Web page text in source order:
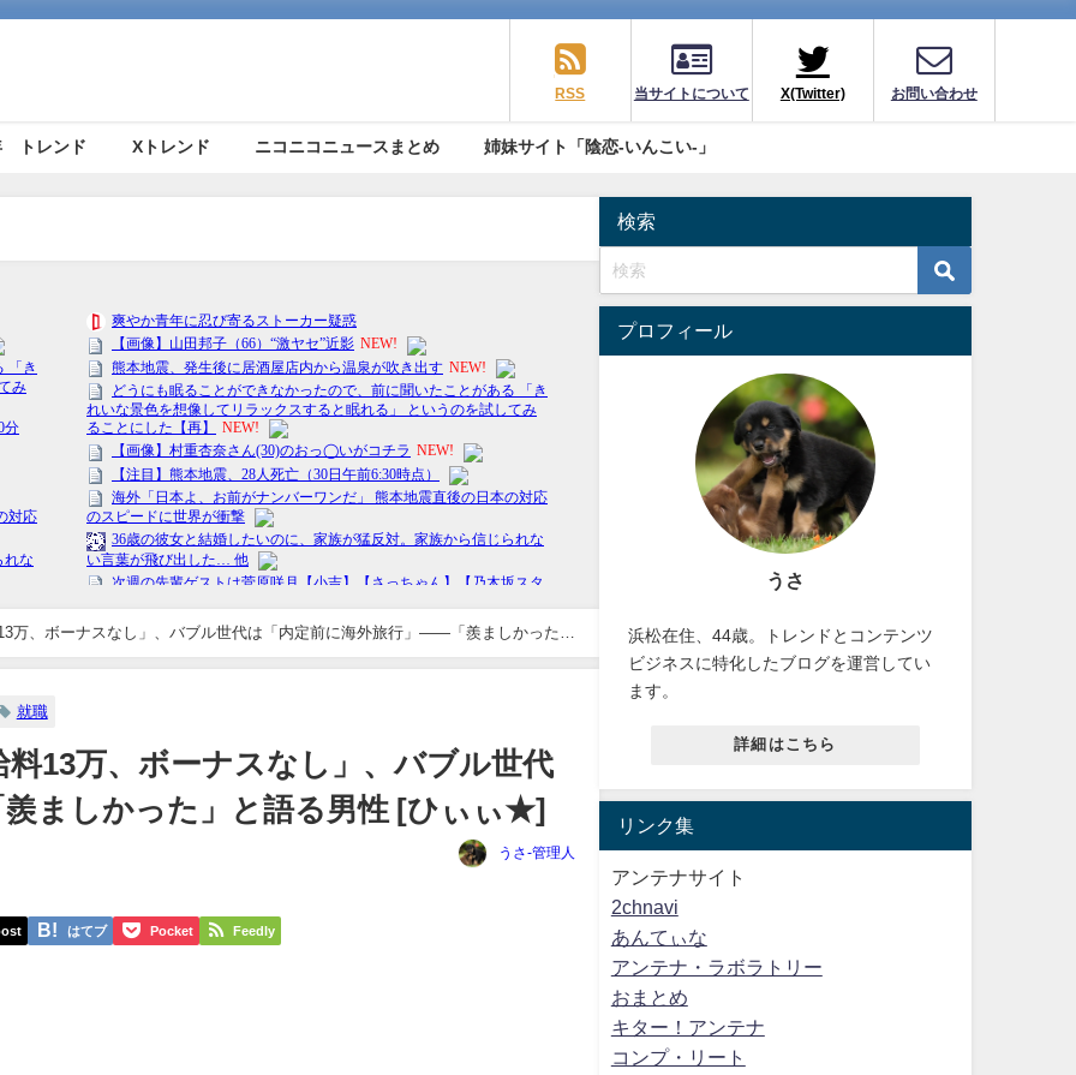
RSS 当サイトについて X(Twitter) お問い合わせ
トレンド Xトレンド ニコニコニュースまとめ 姉妹サイト「陰恋-いんこい-」
万、ボーナスなし」、バブル世代は「内定前に海外旅行」――「羨ましかった」
就職
13万、ボーナスなし」、バブル世代
ましかった」と語る男性 [ひぃぃ★]
うさ-管理人
はてブ Pocket Feedly
検索
プロフィール
うさ
浜松在住、44歳。トレンドとコンテンツ
ビジネスに特化したブログを運営してい
ます。
詳細はこちら
リンク集
アンテナサイト
2chnavi
あんてぃな
アンテナ・ラボラトリー
おまとめ
キター！アンテナ
コンプ・リート